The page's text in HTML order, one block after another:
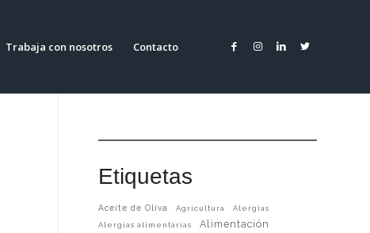
Trabaja con nosotros Contacto
Etiquetas
Aceite de Oliva Agricultura
Alergias
Alergias alimentarias
Alimentación